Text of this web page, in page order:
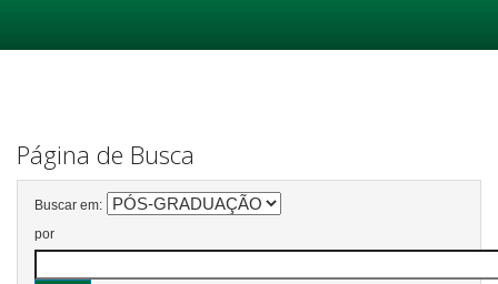
Página de Busca
Buscar em:
por